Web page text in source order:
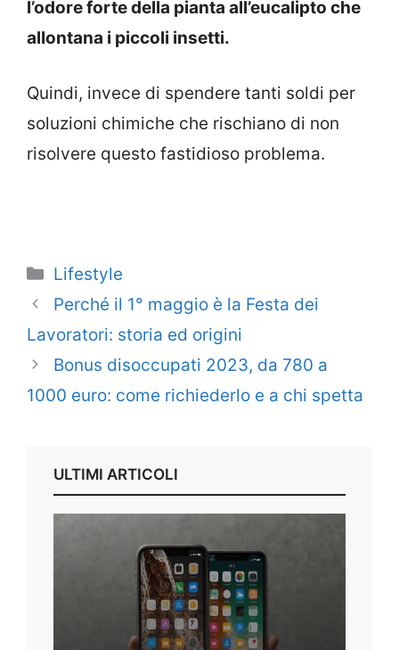
l’odore forte della pianta all’eucalipto che
allontana i piccoli insetti.
Quindi, invece di spendere tanti soldi per
soluzioni chimiche che rischiano di non
risolvere questo fastidioso problema.
Categorie
Lifestyle
Perché il 1° maggio è la Festa dei
Lavoratori: storia ed origini
Bonus disoccupati 2023, da 780 a
1000 euro: come richiederlo e a chi spetta
ULTIMI ARTICOLI